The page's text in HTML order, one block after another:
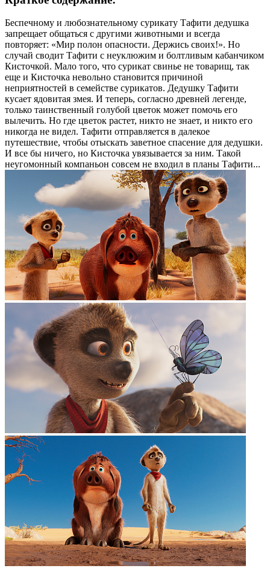
Беспечному и любознательному сурикату Тафити дедушка
запрещает общаться с другими животными и всегда
повторяет: «Мир полон опасности. Держись своих!». Но
случай сводит Тафити с неуклюжим и болтливым кабанчиком
Кисточкой. Мало того, что сурикат свинье не товарищ, так
еще и Кисточка невольно становится причиной
неприятностей в семействе сурикатов. Дедушку Тафити
кусает ядовитая змея. И теперь, согласно древней легенде,
только таинственный голубой цветок может помочь его
вылечить. Но где цветок растет, никто не знает, и никто его
никогда не видел. Тафити отправляется в далекое
путешествие, чтобы отыскать заветное спасение для дедушки.
И все бы ничего, но Кисточка увязывается за ним. Такой
неугомонный компаньон совсем не входил в планы Тафити...